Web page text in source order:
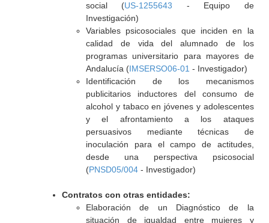
social (US-1255643 - Equipo de
Investigación)
Variables psicosociales que inciden en la
calidad de vida del alumnado de los
programas universitario para mayores de
Andalucía (IMSERSO06-01 - Investigador)
Identificación de los mecanismos
publicitarios inductores del consumo de
alcohol y tabaco en jóvenes y adolescentes
y el afrontamiento a los ataques
persuasivos mediante técnicas de
inoculación para el campo de actitudes,
desde una perspectiva psicosocial
(PNSD05/004- Investigador)
Contratos con otras entidades:
Elaboración de un Diagnóstico de la
situación de igualdad entre mujeres y